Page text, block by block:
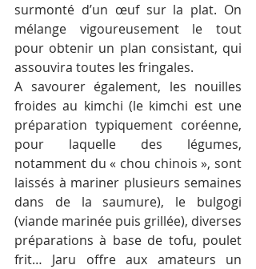
surmonté d’un œuf sur la plat. On
mélange vigoureusement le tout
pour obtenir un plan consistant, qui
assouvira toutes les fringales.
A savourer également, les nouilles
froides au kimchi (le kimchi est une
préparation typiquement coréenne,
pour laquelle des légumes,
notamment du « chou chinois », sont
laissés à mariner plusieurs semaines
dans de la saumure), le bulgogi
(viande marinée puis grillée), diverses
préparations à base de tofu, poulet
frit… Jaru offre aux amateurs un